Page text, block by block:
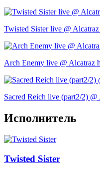
Twisted Sister live @
Arch Enemy live @ Alcatraz
Sacred Reich live (part2/2)
Исполнитель
Twisted Sister